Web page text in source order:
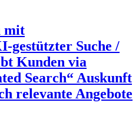
mit
Suche /
Kunden via
Search“ Auskunft
relevante Angebote